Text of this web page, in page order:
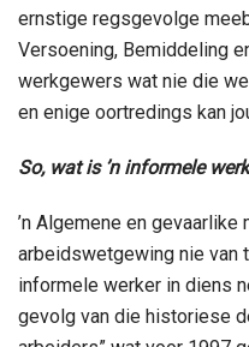
ernstige regsgevolge
Versoening, Bemiddeling
werkgewers wat nie die
en enige oortredings kan
So, wat is ’n informele
’n Algemene en
arbeidswetgewing nie van
informele werker in diens
gevolg van die historiese